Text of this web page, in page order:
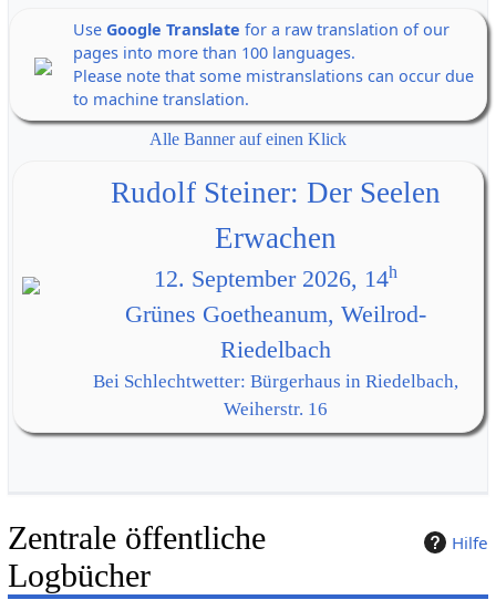
Use Google Translate for a raw translation of our
pages into more than 100 languages.
Please note that some mistranslations can occur due
to machine translation.
Alle Banner auf einen Klick
Rudolf Steiner: Der Seelen
Erwachen
12. September 2026, 14h
Grünes Goetheanum, Weilrod-
Riedelbach
Bei Schlechtwetter: Bürgerhaus in Riedelbach,
Weiherstr. 16
Hilfe
Zentrale öffentliche
Logbücher